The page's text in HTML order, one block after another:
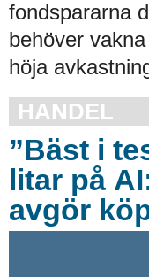
fondspararna
behöver
höja
HANDEL
”Bäst i
litar på
avgör